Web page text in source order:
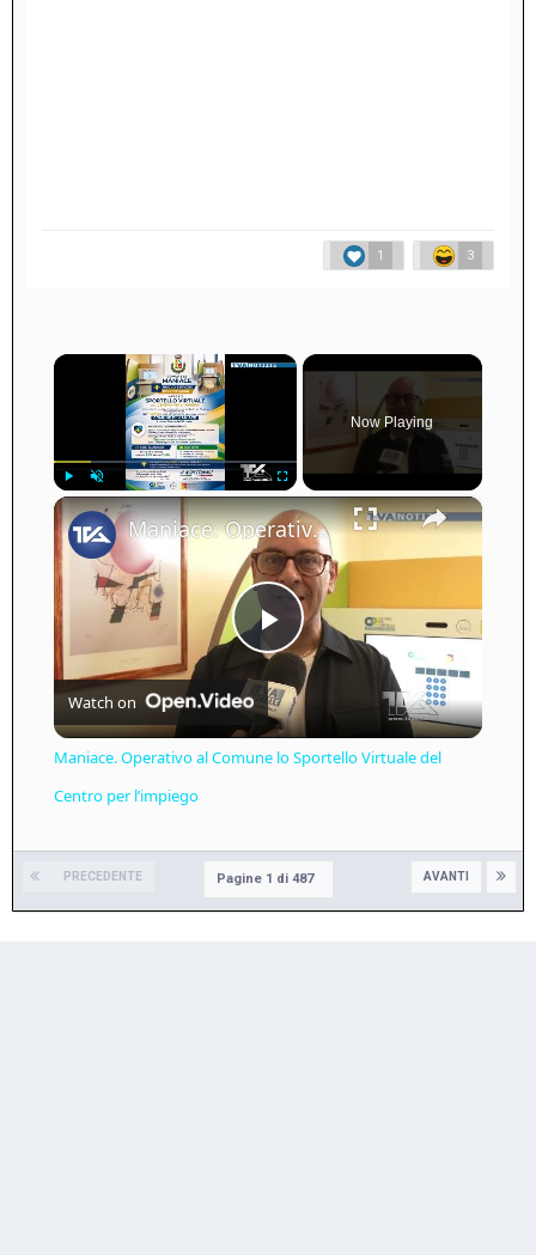
1 3
×
Play Unmute Fullscreen
Now Playing
×
Play
Video
Maniace. Operativo al Comune lo Sportello Virtuale del Centro per l’impiego
Watch on
Maniace. Operativo al Comune lo Sportello Virtuale del
Centro per l’impiego
PRECEDENTE AVANTI
Pagine 1 di 487